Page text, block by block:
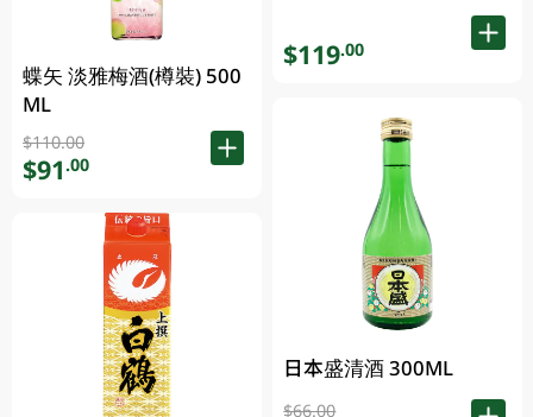
蝶矢 淡雅梅酒(樽裝) 500
ML
$110.00
$91.00
$119.00
日本盛清酒 300ML
$66.00